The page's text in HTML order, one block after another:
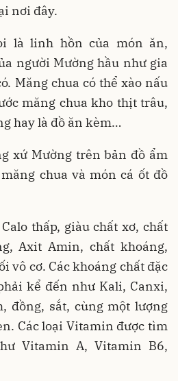
nơi đây.
là linh hồn của món ăn,
người Mường hầu như gia
Măng chua có thể xào nấu
măng chua kho thịt trâu,
hay là đồ ăn kèm…
xứ Mường trên bản đồ ẩm
chua và món cá ốt đồ
thấp, giàu chất xơ, chất
Axit Amin, chất khoáng,
vô cơ. Các khoáng chất đặc
kể đến như Kali, Canxi,
đồng, sắt, cùng một lượng
Các loại Vitamin được tìm
Vitamin A, Vitamin B6,